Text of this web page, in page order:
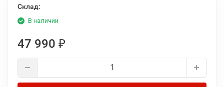
Склад:
В наличии
47 990 ₽